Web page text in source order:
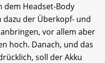
dem Headset-Body
dazu der Überkopf- und
vor allem aber
hoch. Danach, und das
soll der Akku